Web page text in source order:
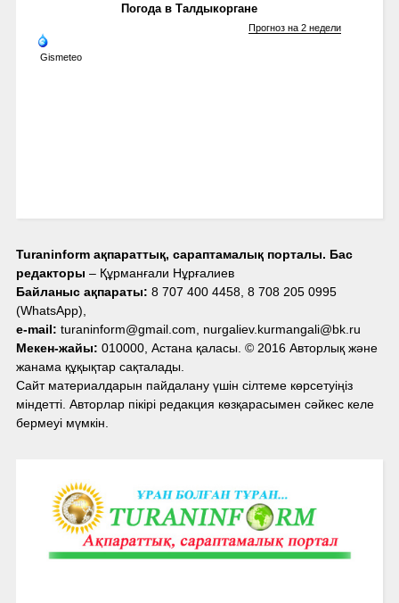
Погода в Талдыкоргане
Gismeteo
Прогноз на 2 недели
Turaninform ақпараттық, сараптамалық порталы. Бас
редакторы – Құрманғали Нұрғалиев
Байланыс ақпараты: 8 707 400 4458, 8 708 205 0995
(WhatsApp),
e-mail: turaninform@gmail.com, nurgaliev.kurmangali@bk.ru
Мекен-жайы: 010000, Астана қаласы. © 2016 Авторлық және
жанама құқықтар сақталады.
Сайт материалдарын пайдалану үшін сілтеме көрсетуіңіз
міндетті. Авторлар пікірі редакция көзқарасымен сәйкес келе
бермеуі мүмкін.